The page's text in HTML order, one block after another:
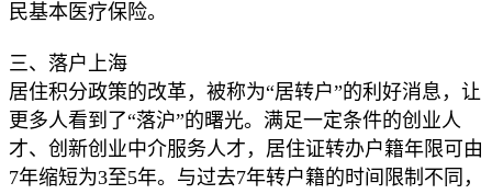
民基本医疗保险。
三、落户上海
居住积分政策的改革，被称为“居转户”的利好消息，让
更多人看到了“落沪”的曙光。满足一定条件的创业人
才、创新创业中介服务人才，居住证转办户籍年限可由
7年缩短为3至5年。与过去7年转户籍的时间限制不同，